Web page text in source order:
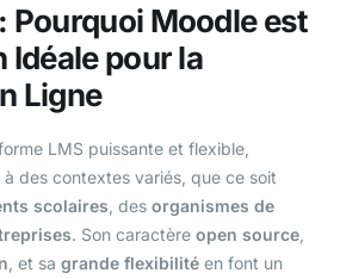
Pourquoi Moodle est
Idéale pour la
Ligne
LMS puissante et flexible,
des contextes variés, que ce soit
scolaires , des organismes de
. Son caractère open source
, et sa grande flexibilité en font un